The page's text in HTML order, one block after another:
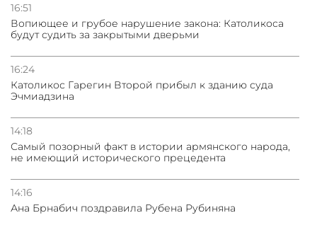
16:51
Вопиющее и грубое нарушение закона: Католикоса
будут судить за закрытыми дверьми
16:24
Католикос Гарегин Второй прибыл к зданию суда
Эчмиадзина
14:18
Самый позорный факт в истории армянского народа,
не имеющий исторического прецедента
14:16
Ана Брнабич поздравила Рубена Рубиняна